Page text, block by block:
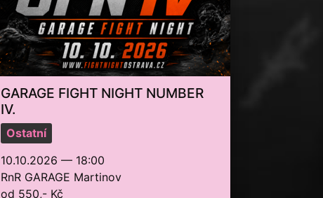
GARAGE FIGHT NIGHT NUMBER
IV.
Ostatní
10.10.2026 — 18:00
RnR GARAGE Martinov
od 550,- Kč